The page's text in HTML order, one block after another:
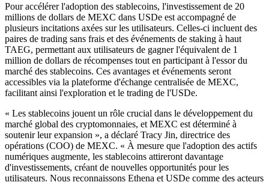
Pour accélérer l'adoption des stablecoins, l'investissement de 20
millions de dollars de MEXC dans USDe est accompagné de
plusieurs incitations axées sur les utilisateurs. Celles-ci incluent des
paires de trading sans frais et des événements de staking à haut
TAEG, permettant aux utilisateurs de gagner l'équivalent de 1
million de dollars de récompenses tout en participant à l'essor du
marché des stablecoins. Ces avantages et événements seront
accessibles via la plateforme d'échange centralisée de MEXC,
facilitant ainsi l'exploration et le trading de l'USDe.
« Les stablecoins jouent un rôle crucial dans le développement du
marché global des cryptomonnaies, et MEXC est déterminé à
soutenir leur expansion », a déclaré Tracy Jin, directrice des
opérations (COO) de MEXC. « À mesure que l'adoption des actifs
numériques augmente, les stablecoins attireront davantage
d'investissements, créant de nouvelles opportunités pour les
utilisateurs. Nous reconnaissons Ethena et USDe comme des acteurs